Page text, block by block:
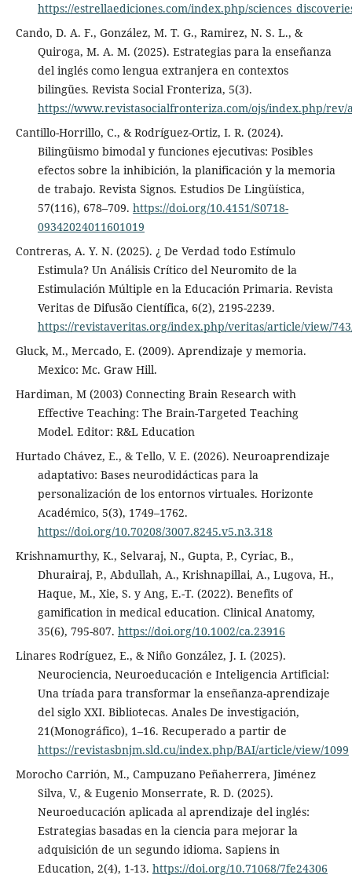
https://estrellaediciones.com/index.php/
Cando, D. A. F., González, M. T. G., Ramirez, N. S. L., &
Quiroga, M. A. M. (2025). Estrategias para la enseñanza
del inglés como lengua extranjera en contextos
bilingües. Revista Social Fronteriza, 5(3).
https://www.revistasocialfronteriza.com/ojs/index.php/rev/
Cantillo-Horrillo, C., & Rodríguez-Ortiz, I. R. (2024).
Bilingüismo bimodal y funciones ejecutivas: Posibles
efectos sobre la inhibición, la planificación y la memoria
de trabajo. Revista Signos. Estudios De Lingüística,
57(116), 678–709. https://doi.org/10.4151/S0718-
09342024011601019
Contreras, A. Y. N. (2025). ¿ De Verdad todo Estímulo
Estimula? Un Análisis Crítico del Neuromito de la
Estimulación Múltiple en la Educación Primaria. Revista
Veritas de Difusão Científica, 6(2), 2195-2239.
https://revistaveritas.org/index.php/veritas/article/view/
Gluck, M., Mercado, E. (2009). Aprendizaje y memoria.
Mexico: Mc. Graw Hill.
Hardiman, M (2003) Connecting Brain Research with
Effective Teaching: The Brain-Targeted Teaching
Model. Editor: R&L Education
Hurtado Chávez, E., & Tello, V. E. (2026). Neuroaprendizaje
adaptativo: Bases neurodidácticas para la
personalización de los entornos virtuales. Horizonte
Académico, 5(3), 1749–1762.
https://doi.org/10.70208/3007.8245.v5.n3.318
Krishnamurthy, K., Selvaraj, N., Gupta, P., Cyriac, B.,
Dhurairaj, P., Abdullah, A., Krishnapillai, A., Lugova, H.,
Haque, M., Xie, S. y Ang, E.-T. (2022). Benefits of
gamification in medical education. Clinical Anatomy,
35(6), 795-807. https://doi.org/10.1002/ca.23916
Linares Rodríguez, E., & Niño González, J. I. (2025).
Neurociencia, Neuroeducación e Inteligencia Artificial:
Una tríada para transformar la enseñanza-aprendizaje
del siglo XXI. Bibliotecas. Anales De investigación,
21(Monográfico), 1–16. Recuperado a partir de
https://revistasbnjm.sld.cu/index.php/BAI/article/view/1099
Morocho Carrión, M., Campuzano Peñaherrera, Jiménez
Silva, V., & Eugenio Monserrate, R. D. (2025).
Neuroeducación aplicada al aprendizaje del inglés:
Estrategias basadas en la ciencia para mejorar la
adquisición de un segundo idioma. Sapiens in
Education, 2(4), 1-13. https://doi.org/10.71068/7fe24306